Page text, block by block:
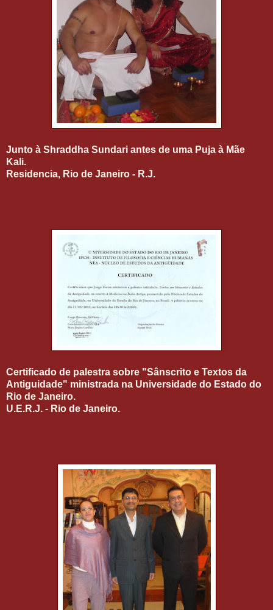
Junto à Shraddha Sundari antes de uma Puja à Mãe
Kali.
Residencia, Rio de Janeiro - R.J.
Certificado de palestra sobre "Sânscrito e Textos da
Antiguidade" ministrada na Universidade do Estado do
Rio de Janeiro.
U.E.R.J. - Rio de Janeiro.